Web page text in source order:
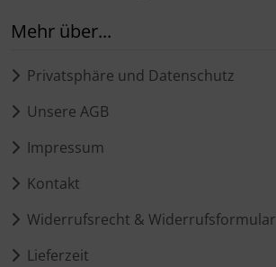
Mehr über...
Privatsphäre und Datenschutz
Unsere AGB
Impressum
Kontakt
Widerrufsrecht & Widerrufsformular
Lieferzeit